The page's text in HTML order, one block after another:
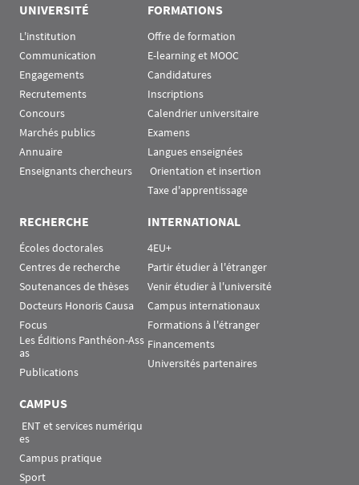
UNIVERSITÉ
L'institution
Communication
Engagements
Recrutements
Concours
Marchés publics
Annuaire
Enseignants chercheurs
FORMATIONS
Offre de formation
E-learning et MOOC
Candidatures
Inscriptions
Calendrier universitaire
Examens
Langues enseignées
Orientation et insertion
Taxe d'apprentissage
RECHERCHE
Écoles doctorales
Centres de recherche
Soutenances de thèses
Docteurs Honoris Causa
Focus
Les Éditions Panthéon-Ass
as
Publications
INTERNATIONAL
4EU+
Partir étudier à l'étranger
Venir étudier à l'université
Campus internationaux
Formations à l'étranger
Financements
Universités partenaires
CAMPUS
es
Campus pratique
Sport